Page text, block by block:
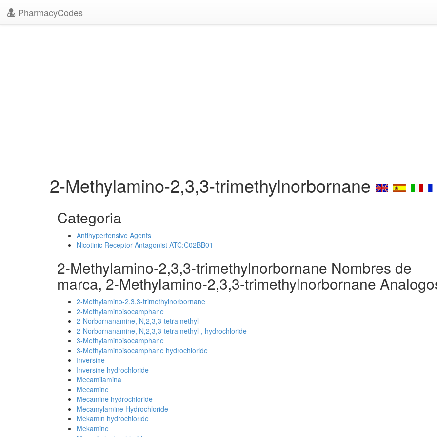
PharmacyCodes
2-Methylamino-2,3,3-trimethylnorbornane
Categoria
Antihypertensive Agents
Nicotinic Receptor Antagonist ATC:C02BB01
2-Methylamino-2,3,3-trimethylnorbornane Nombres de
marca, 2-Methylamino-2,3,3-trimethylnorbornane
2-Methylamino-2,3,3-trimethylnorbornane
2-Methylaminoisocamphane
2-Norbornanamine, N,2,3,3-tetramethyl-
2-Norbornanamine, N,2,3,3-tetramethyl-, hydrochloride
3-Methylaminoisocamphane
3-Methylaminoisocamphane hydrochloride
Inversine
Inversine hydrochloride
Mecamilamina
Mecamine
Mecamine hydrochloride
Mecamylamine Hydrochloride
Mekamin hydrochloride
Mekamine